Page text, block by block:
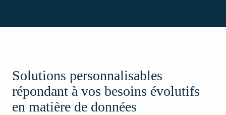
Solutions personnalisables
répondant à vos besoins évolutifs
en matière de données